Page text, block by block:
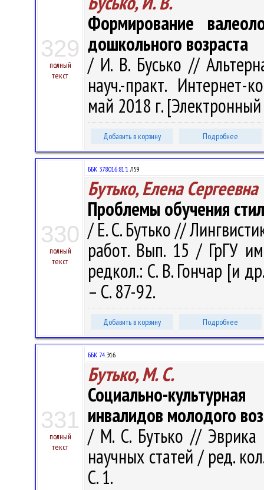
329
полный
текст
Формирование
дошкольного возраста
/ И. В. Бусько //
науч.-практ. Интернет-
май 2018 г.
Добавить в корзину Подробнее
330
полный
текст
ББК 378.016:81'1Л59
Бутько, Елена Сергеевна
Проблемы обучения
/ Е. С. Бутько //
работ. Вып. 15 / ГрГУ
редкол.: С. В. Гончар [и
– С. 87-92.
Добавить в корзину Подробнее
331
полный
текст
ББК 74.Э16
Бутько, М. С.
Социально-
инвалидов молодого
/ М. С. Бутько // Эврика
научных статей / ред.
С. 1.